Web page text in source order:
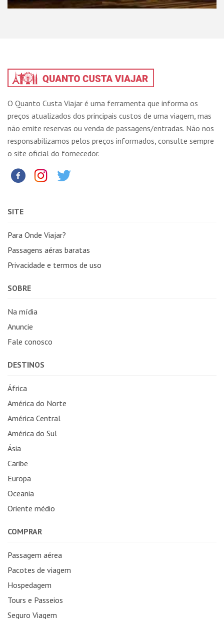
O Quanto Custa Viajar é uma ferramenta que informa os
preços atualizados dos principais custos de uma viagem, mas
não emite reservas ou venda de passagens/entradas. Não nos
responsabilizamos pelos preços informados, consulte sempre
o site oficial do fornecedor.
SITE
Para Onde Viajar?
Passagens aéras baratas
Privacidade e termos de uso
SOBRE
Na mídia
Anuncie
Fale conosco
DESTINOS
África
América do Norte
América Central
América do Sul
Ásia
Caribe
Europa
Oceania
Oriente médio
COMPRAR
Passagem aérea
Pacotes de viagem
Hospedagem
Tours e Passeios
Seguro Viagem